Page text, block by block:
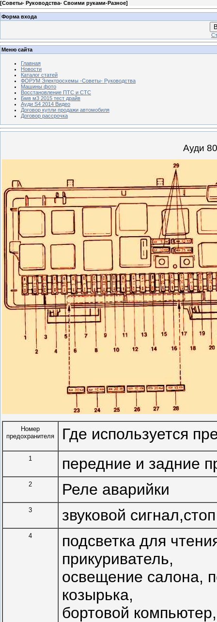
[Советы- Руководства- Своими руками-Разное]
Форма входа
Меню сайта
Главная
Новости
Каталог статей
ФОРУМ Электросхемы -Советы- Руководства
Машины фото
Восстановление ПТС и СТС
Бмв м3 2015 тест драйв
Ауди S4 2014 Видео
Договор купли продажи автомобиля
Договор рассрочка
Ауди
Номер
предохранителя
Где используется
1 передние и задние
2 Реле аварийки
3 звуковой
4
подсветка для
прикуриватель,
освещение салона,
козырька,
бортовой